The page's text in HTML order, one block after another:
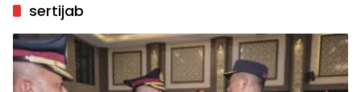
sertijab